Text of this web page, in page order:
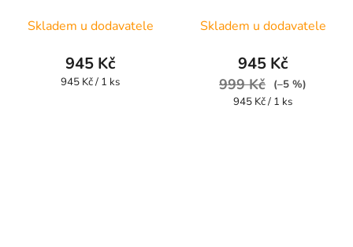
Skladem u dodavatele
945 Kč
Měrná
945 Kč / 1 ks
Skladem u dodavatele
945 Kč
999 Kč
(–5 %)
Měrná
945 Kč / 1 ks